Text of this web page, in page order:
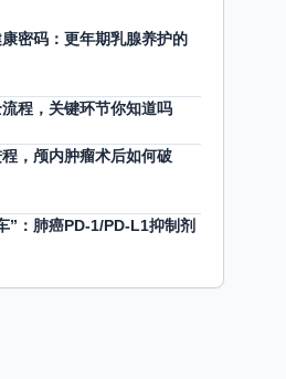
密码：更年期乳腺养护的
程，关键环节你知道吗
，颅内肿瘤术后如何破
”：肺癌PD-1/PD-L1抑制剂